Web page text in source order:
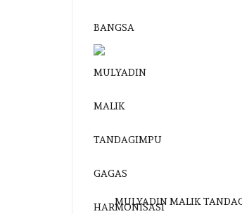
MULYADIN MALIK